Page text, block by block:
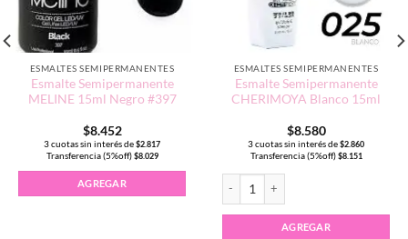
ESMALTES SEMIPERMANENTES
Esmalte Semipermanente
MELINE 15ml Negro #397
$8.452
3 cuotas sin interés de $2.817
Transferencia (5%off) $8.029
AGREGAR
ESMALTES SEMIPERMANENTES
Esmalte Semipermanente
CHERIMOYA Blanco 15ml
$8.580
3 cuotas sin interés de $2.860
Transferencia (5%off) $8.151
AGREGAR
Negro 15ml cantidad